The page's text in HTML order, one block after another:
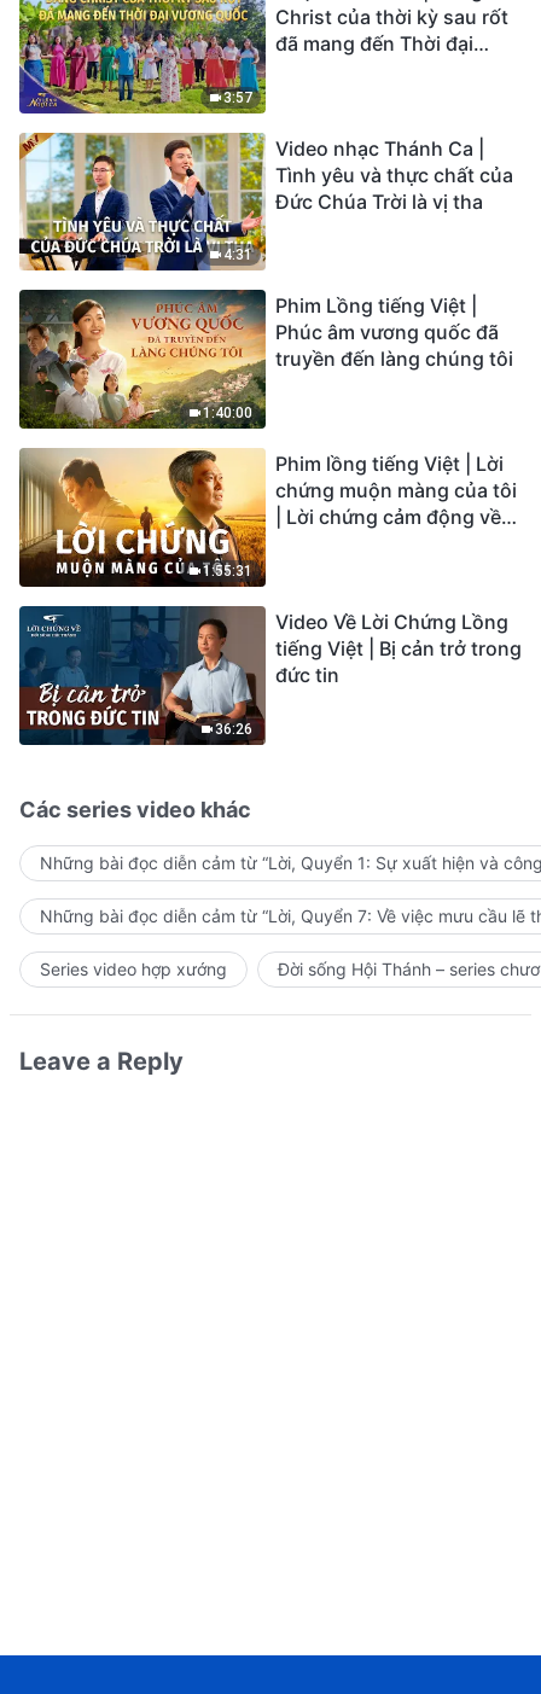
3:57
Christ của thời kỳ sau rốt
đã mang đến Thời đại
4:31
Video nhạc Thánh Ca |
Tình yêu và thực chất của
Đức Chúa Trời là vị tha
1:40:00
Phim Lồng tiếng Việt |
Phúc âm vương quốc đã
truyền đến làng chúng tôi
1:55:31
Phim lồng tiếng Việt | Lời
chứng muộn màng của tôi
| Lời chứng cảm động về
36:26
Video Về Lời Chứng Lồng
tiếng Việt | Bị cản trở trong
đức tin
Các series video khác
Những bài đọc diễn cảm từ “Lời, Quyển 1: Sự xuất hiện và
Những bài đọc diễn cảm từ “Lời, Quyển 7: Về việc mưu cầu lẽ
Series video hợp xướng Đời sống Hội Thánh – series
Leave a Reply